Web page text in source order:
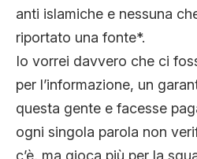
anti islamiche e nessuna
riportato una fonte*.
Io vorrei davvero che ci
per l’informazione, un
questa gente e facesse
ogni singola parola non
c’è, ma gioca più per la